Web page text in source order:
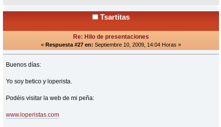
Tsartitas
Re: Hilo de presentaciones
« Respuesta #27 en: Septiembre 10, 2009, 14:04 Horas »
Buenos días:
Yo soy betico y loperista.
Podéis visitar la web de mi peña:
www.loperistas.com